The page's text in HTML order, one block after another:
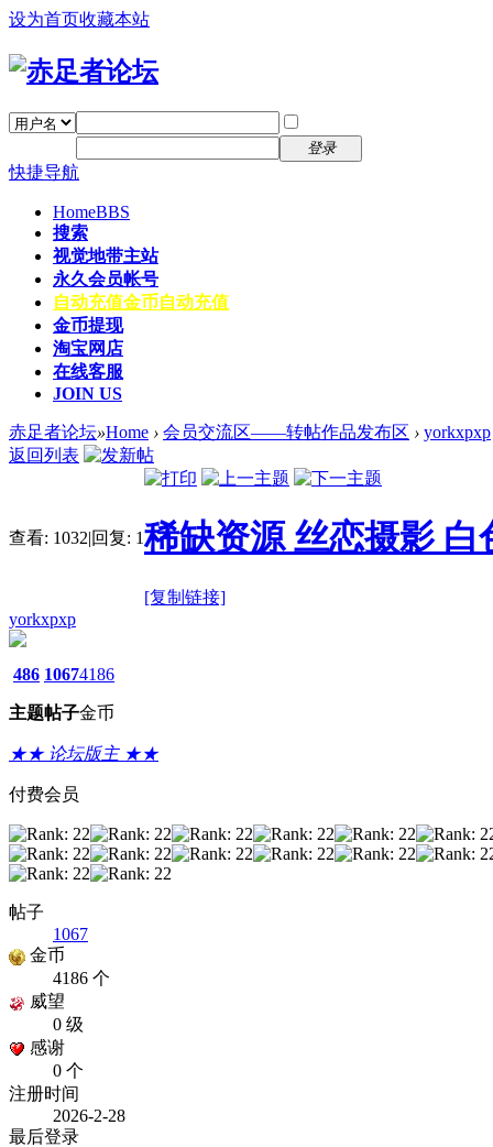
设为首页收藏本站
登录
快捷导航
HomeBBS
搜索
视觉地带主站
永久会员帐号
自动充值金币自动充值
金币提现
淘宝网店
在线客服
JOIN US
赤足者论坛»Home › 会员交流区——转帖作品发布区 › yorkxpxp
返回列表
查看: 1032|回复: 1稀缺资源 丝恋摄影 白
[复制链接]
yorkxpxp
486
主题
1067
帖子
4186
金币
★★ 论坛版主 ★★
付费会员
帖子
1067
金币
4186 个
威望
0 级
感谢
0 个
注册时间
2026-2-28
最后登录